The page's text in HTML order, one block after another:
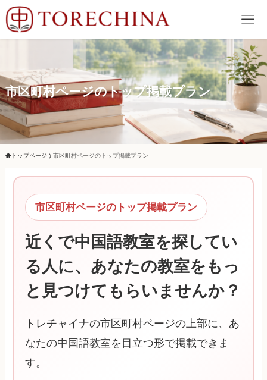
市区町村ページのトップ掲載プラン
トップページ 市区町村ページのトップ掲載プラン
市区町村ページのトップ掲載プラン
近くで中国語教室を探してい
る人に、あなたの教室をもっ
と見つけてもらいませんか？
トレチャイナの市区町村ページの上部に、あ
なたの中国語教室を目立つ形で掲載できま
す。